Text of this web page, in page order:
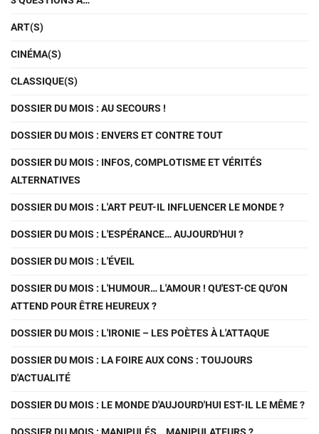
ART(S)
CINÉMA(S)
CLASSIQUE(S)
DOSSIER DU MOIS : AU SECOURS !
DOSSIER DU MOIS : ENVERS ET CONTRE TOUT
DOSSIER DU MOIS : INFOS, COMPLOTISME ET VÉRITÉS
ALTERNATIVES
DOSSIER DU MOIS : L'ART PEUT-IL INFLUENCER LE MONDE ?
DOSSIER DU MOIS : L'ESPÉRANCE… AUJOURD'HUI ?
DOSSIER DU MOIS : L'ÉVEIL
DOSSIER DU MOIS : L'HUMOUR… L'AMOUR ! QU'EST-CE QU'ON
ATTEND POUR ÊTRE HEUREUX ?
DOSSIER DU MOIS : L'IRONIE – LES POÈTES À L'ATTAQUE
DOSSIER DU MOIS : LA FOIRE AUX CONS : TOUJOURS
D'ACTUALITÉ
DOSSIER DU MOIS : LE MONDE D'AUJOURD'HUI EST-IL LE MÊME ?
DOSSIER DU MOIS : MANIPULÉS… MANIPULATEURS ?